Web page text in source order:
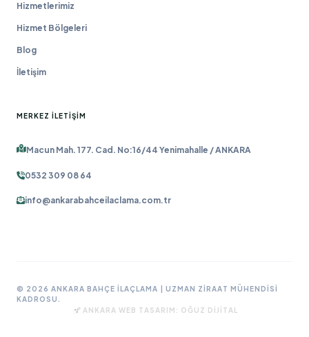
Hizmetlerimiz
Hizmet Bölgeleri
Blog
İletişim
MERKEZ İLETIŞIM
Macun Mah. 177. Cad. No:16/44 Yenimahalle / ANKARA
0532 309 08 64
info@ankarabahceilaclama.com.tr
© 2026 ANKARA BAHÇE İLAÇLAMA | UZMAN ZIRAAT MÜHENDISI
KADROSU.
ANKARA WEB TASARIM: OĞUZ DIJITAL